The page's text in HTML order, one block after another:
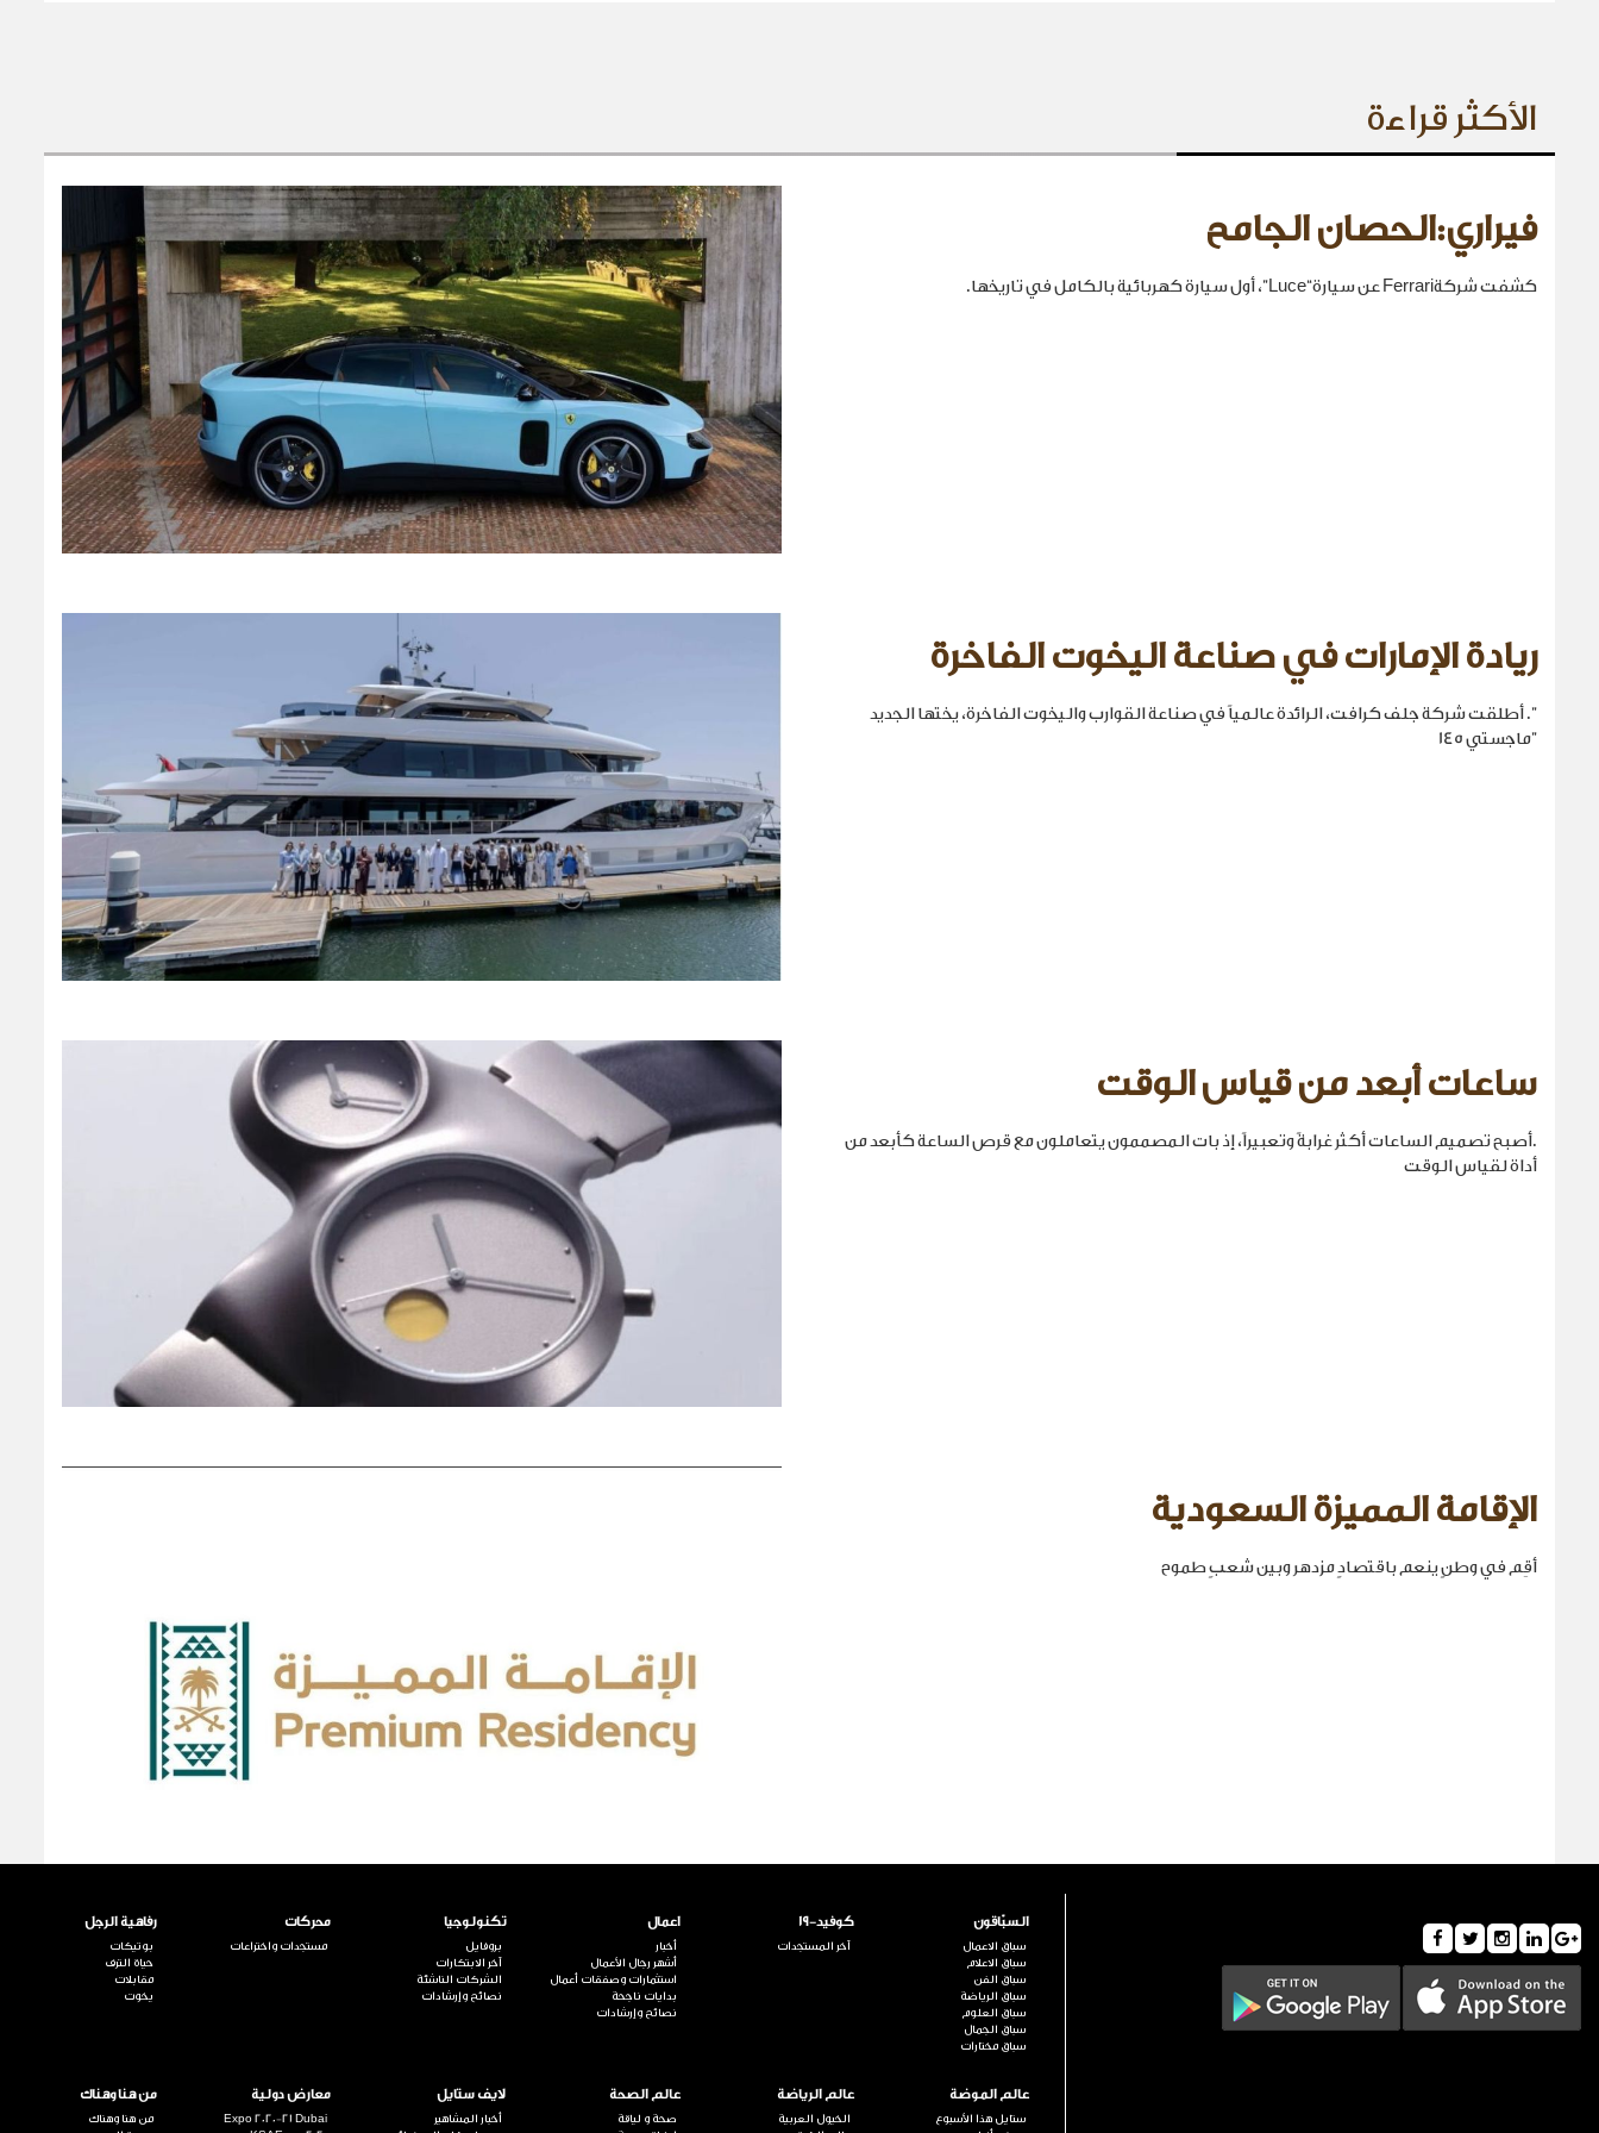
الأكثر قراءة
فيراري:الحصان الجامح
كشفت شركةFerrari عن سيارة“Luce”، أول سيارة كهربائية بالكامل في تاريخها.
ريادة الإمارات في صناعة اليخوت الفاخرة
". أطلقت شركة جلف كرافت، الرائدة عالمياً في صناعة القوارب واليخوت الفاخرة، يختها الجديد
"ماجستي 145
ساعات أبعد من قياس الوقت
.أصبح تصميم الساعات أكثر غرابةً وتعبيراً، إذ بات المصممون يتعاملون مع قرص الساعة كأبعد من
أداة لقياس الوقت
الإقامة المميزة السعودية
أقِم في وطنٍ ينعم باقتصادٍ مزدهر وبين شعبٍ طموح
السبّاقون
سباق الاعمال
سباق الاعلام
سباق الفن
سباق الرياضة
سباق العلوم
سباق الجمال
سباق مختارات
كوفيد-19
آخر المستجدات
اعمال
أخبار
أشهر رجال الأعمال
استثمارات وصفقات أعمال
بدايات ناجحة
نصائح وإرشادات
تكنولوجيا
بروفايل
آخر الابتكارات
الشركات الناشئة
نصائح وإرشادات
محركات
مستجدات واختراعات
رفاهية الرجل
بوتيكات
حياة الترف
مقابلات
يخوت
عالم الموضة
ستايل هذا الأسبوع
عالم الرياضة
الخيول العربية
عالم الصحة
صحة و لياقة
لايف ستايل
أخبار المشاهير
معارض دولية
Expo 2020-21 Dubai
من هنا وهناك
من هنا وهناك